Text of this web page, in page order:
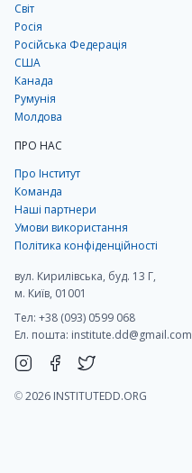
Світ
Росія
Російська Федерація
США
Канада
Румунія
Молдова
ПРО НАС
Про Інститут
Команда
Наші партнери
Умови використання
Політика конфіденційності
вул. Кирилівська, буд. 13 Г,
м. Київ, 01001
Тел: +38 (093) 0599 068
Ел. пошта: institute.dd@gmail.com
©2026 INSTITUTEDD.ORG